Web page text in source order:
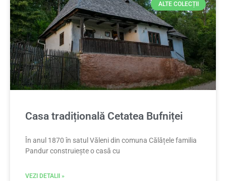
ALTE COLECȚII
Casa tradițională Cetatea Bufniței
În anul 1870 în satul Văleni din comuna Călățele familia
Pandur construiește o casă cu
VEZI DETALII »